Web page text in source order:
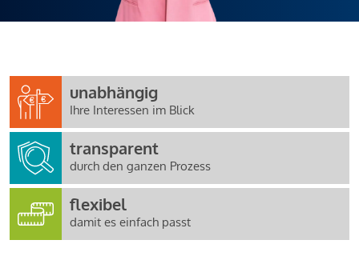
unabhängig
Ihre Interessen im Blick
transparent
durch den ganzen Prozess
flexibel
damit es einfach passt